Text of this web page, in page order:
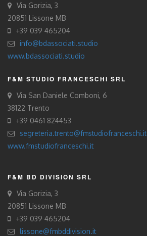
Via Gorizia, 3
20851 Lissone MB
+39 039 465204
info@bdassociati.studio
www.bdassociati.studio
F&M STUDIO FRANCESCHI SRL
Via San Daniele Comboni, 6
38122 Trento
+39 0461 824453
segreteria.trento@fmstudiofranceschi.it
www.fmstudiofranceschi.it
F&M BD DIVISION SRL
Via Gorizia, 3
20851 Lissone MB
+39 039 465204
lissone@fmbddivision.it